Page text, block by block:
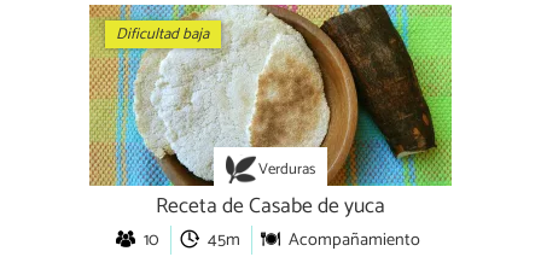
Dificultad baja
Verduras
Receta de Casabe de yuca
10 45m Acompañamiento